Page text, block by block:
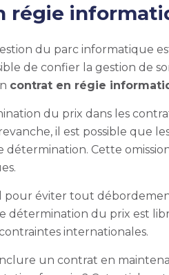
régie
du parc informatique
de confier la gestion de
contrat en régie
du prix dans les
il est possible que
détermination. Cette
pour éviter tout
détermination du prix est
internationales.
un contrat en